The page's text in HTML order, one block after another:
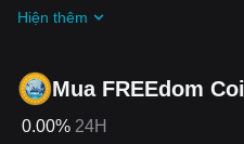
Hiện thêm
Mua FREEdom
0.00% 24H